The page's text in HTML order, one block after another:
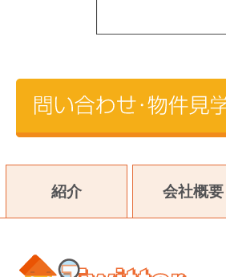
紹介 会社概要